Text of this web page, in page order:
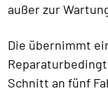
außer zur
Die übernimmt
Schnitt an fünf